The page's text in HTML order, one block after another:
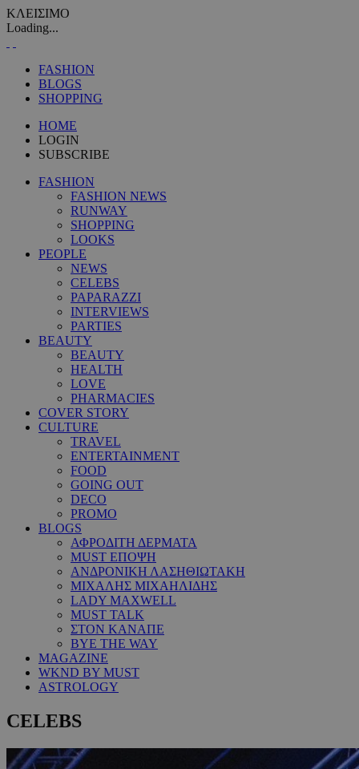
ΚΛΕΙΣΙΜΟ
Loading...
FASHION
BLOGS
SHOPPING
HOME
LOGIN
SUBSCRIBE
FASHION
FASHION NEWS
RUNWAY
SHOPPING
LOOKS
PEOPLE
NEWS
CELEBS
PAPARAZZI
INTERVIEWS
PARTIES
BEAUTY
BEAUTY
HEALTH
LOVE
PHARMACIES
COVER STORY
CULTURE
TRAVEL
ENTERTAINMENT
FOOD
GOING OUT
DECO
PROMO
BLOGS
ΑΦΡΟΔΙΤΗ ΔΕΡΜΑΤΑ
MUST ΕΠΟΨΗ
ΑΝΔΡΟΝΙΚΗ ΛΑΣΗΘΙΩΤΑΚΗ
ΜΙΧΑΛΗΣ ΜΙΧΑΗΛΙΔΗΣ
LADY MAXWELL
MUST TALK
ΣΤΟΝ ΚΑΝΑΠΕ
BYE THE WAY
MAGAZINE
WKND BY MUST
ASTROLOGY
CELEBS